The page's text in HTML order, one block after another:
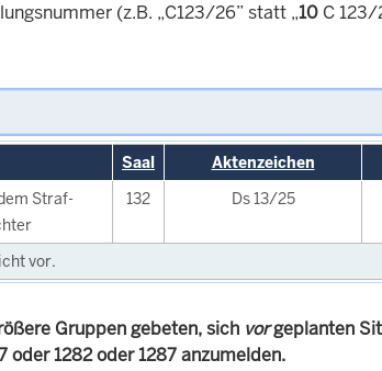
(z.B. „C123/26” statt „10 C
Saal Aktenzeichen
Straf-
132 Ds 13/25
vor.
Gruppen gebeten, sich vorgeplanten
1282 oder 1287 anzumelden.